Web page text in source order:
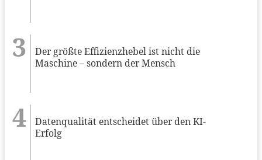
Der größte Effizienzhebel ist nicht die
Maschine – sondern der Mensch
Datenqualität entscheidet über den KI-
Erfolg